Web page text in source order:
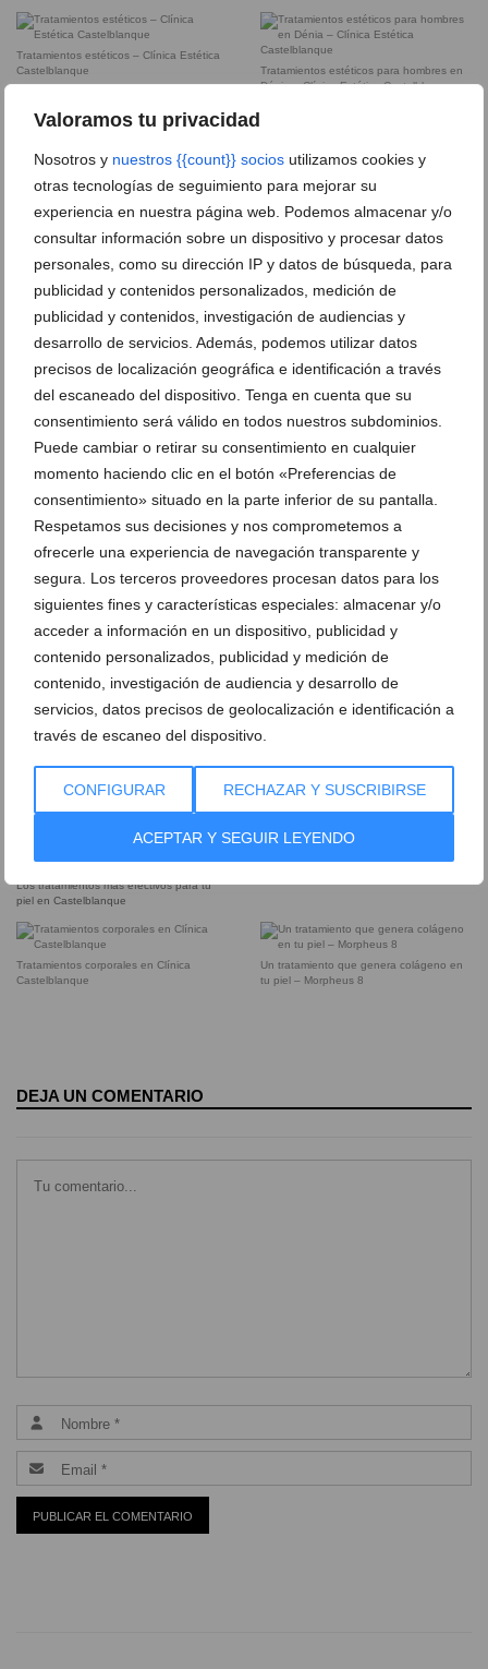
Valoramos tu privacidad
Nosotros y nuestros {{count}} socios utilizamos cookies y
otras tecnologías de seguimiento para mejorar su
experiencia en nuestra página web. Podemos almacenar y/o
consultar información sobre un dispositivo y procesar datos
personales, como su dirección IP y datos de búsqueda, para
publicidad y contenidos personalizados, medición de
publicidad y contenidos, investigación de audiencias y
desarrollo de servicios. Además, podemos utilizar datos
precisos de localización geográfica e identificación a través
del escaneado del dispositivo. Tenga en cuenta que su
consentimiento será válido en todos nuestros subdominios.
Puede cambiar o retirar su consentimiento en cualquier
momento haciendo clic en el botón «Preferencias de
consentimiento» situado en la parte inferior de su pantalla.
Respetamos sus decisiones y nos comprometemos a
ofrecerle una experiencia de navegación transparente y
segura. Los terceros proveedores procesan datos para los
siguientes fines y características especiales: almacenar y/o
acceder a información en un dispositivo, publicidad y
contenido personalizados, publicidad y medición de
contenido, investigación de audiencia y desarrollo de
servicios, datos precisos de geolocalización e identificación a
través de escaneo del dispositivo.
CONFIGURAR RECHAZAR Y SUSCRIBIRSE
ACEPTAR Y SEGUIR LEYENDO
Tratamientos estéticos – Clínica Estética
Castelblanque
Tratamientos estéticos para hombres en
Dénia – Clínica Estética Castelblanque
Estética Castelblanque
Castelblanque
Cyclone celulitis en Dénia – Clínica
Doctora Castelblanque
Equipo – Clínica Estética Castelblanque
Láser facial – Clínica Doctora
Castelblanque
Clínica Estética Castelblanque
Peeling facial en Dénia – Clínica Doctora
Castelblanque
Presoterapia en Dénia – Clínica Estética
Castelblanque
Dra. Laura Castelblanque
Instalaciones equipadas con tecnología
Sérum para prevenir el envejecimiento
Tecnología de creación de músculo y
quema de grasa
Tratamiento facial Aquapure Clínica Castelblanque en Dénia
Clínica Castelblanque, tu clínica de
medicina estética en Dénia
Los mejores tratamientos para el cuidado
de tu piel
Los tratamientos más efectivos para tu
piel en Castelblanque
Método Wonder en Clínica Castelblanque
Tratamientos corporales en Clínica
Castelblanque
Un tratamiento que genera colágeno en
tu piel – Morpheus 8
DEJA UN COMENTARIO